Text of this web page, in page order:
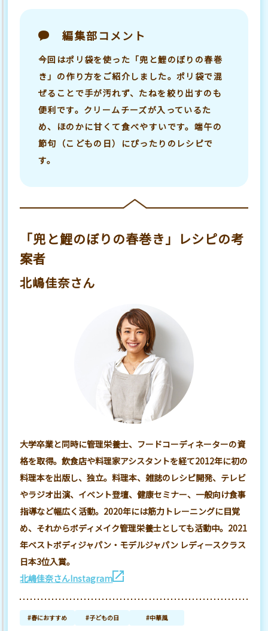
編集部コメント
今回はポリ袋を使った「兜と鯉のぼりの春巻
き」の作り方をご紹介しました。ポリ袋で混
ぜることで手が汚れず、たねを絞り出すのも
便利です。クリームチーズが入っているた
め、ほのかに甘くて食べやすいです。端午の
節句（こどもの日）にぴったりのレシピで
す。
「兜と鯉のぼりの春巻き」レシピの考
案者
北嶋佳奈さん
大学卒業と同時に管理栄養士、フードコーディネーターの資
格を取得。飲食店や料理家アシスタントを経て2012年に初の
料理本を出版し、独立。料理本、雑誌のレシピ開発、テレビ
やラジオ出演、イベント登壇、健康セミナー、一般向け食事
指導など幅広く活動。2020年には筋力トレーニングに目覚
め、それからボディメイク管理栄養士としても活動中。2021
年ベストボディジャパン・モデルジャパン レディースクラス
日本3位入賞。
北嶋佳奈さんInstagram
#春におすすめ #子どもの日 #中華風